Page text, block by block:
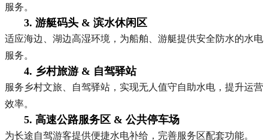
服务。
3. 游艇码头 & 滨水休闲区
适应海边、湖边高湿环境，为船舶、游艇提供安全防水的水电
服务。
4. 乡村旅游 & 自驾驿站
服务乡村文旅、自驾驿站，实现无人值守自助水电，提升运营
效率。
5. 高速公路服务区 & 公共停车场
为长途自驾游客提供便捷水电补给，完善服务区配套功能。